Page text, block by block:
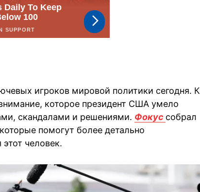
игроков мировой политики сегодня. К
которое президент США умело
скандалами и решениями. Фокус собрал
помогут более детально
человек.